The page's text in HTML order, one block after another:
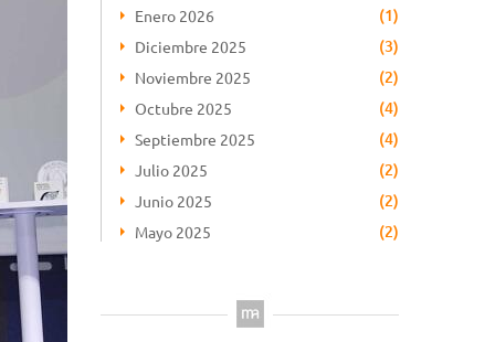
Enero 2026 (1)
Diciembre 2025 (3)
Noviembre 2025 (2)
Octubre 2025 (4)
Septiembre 2025 (4)
Julio 2025 (2)
Junio 2025 (2)
Mayo 2025 (2)